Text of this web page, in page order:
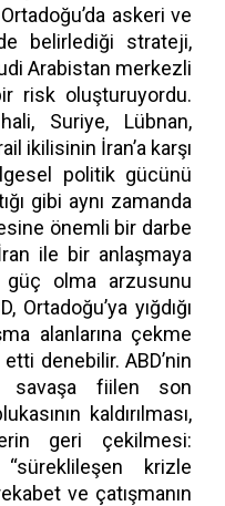
askeri ve
belirlediği strateji,
Arabistan merkezli
risk oluşturuyordu.
Suriye, Lübnan,
ikilisinin İran’a karşı
politik gücünü
gibi aynı zamanda
önemli bir darbe
ile bir anlaşmaya
güç olma arzusunu
yığdığı
alanlarına çekme
denebilir. ABD’nin
savaşa fiilen son
kaldırılması,
geri çekilmesi:
“süreklileşen krizle
ve çatışmanın